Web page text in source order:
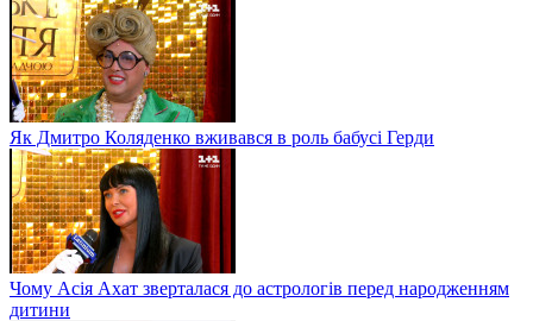
Як Дмитро Коляденко вживався в роль бабусі Герди
Чому Асія Ахат зверталася до астрологів перед народженням
дитини